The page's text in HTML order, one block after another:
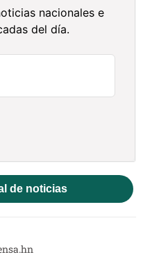
nacionales e
del día.
de noticias